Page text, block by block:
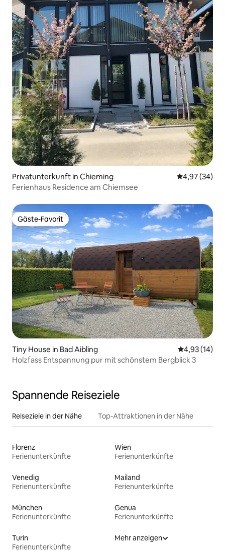
Privatunterkunft in Chieming
4,97 (34)
Ferienhaus Residence am Chiemsee
Gäste-Favorit
Gäste-Favorit
Tiny House in Bad Aibling
4,93 (14)
Holzfass Entspannung pur mit schönstem Bergblick 3
Spannende Reiseziele
Reiseziele in der Nähe Top-Attraktionen in der Nähe
Florenz
Ferienunterkünfte
Wien
Ferienunterkünfte
Venedig
Ferienunterkünfte
Mailand
Ferienunterkünfte
München
Ferienunterkünfte
Genua
Ferienunterkünfte
Turin
Ferienunterkünfte
Mehr anzeigen